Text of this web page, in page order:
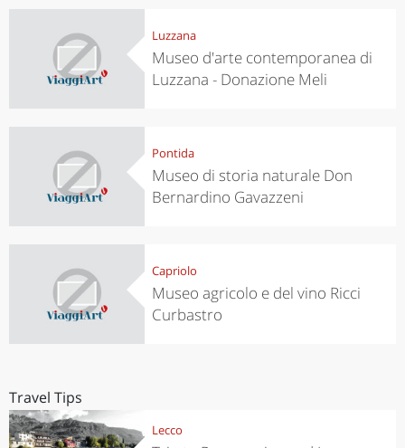
Luzzana
Museo d'arte contemporanea di
Luzzana - Donazione Meli
Pontida
Museo di storia naturale Don
Bernardino Gavazzeni
Capriolo
Museo agricolo e del vino Ricci
Curbastro
Travel Tips
Lecco